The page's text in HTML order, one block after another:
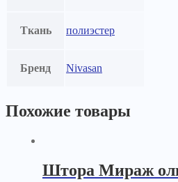
Ткань полиэстер
Бренд Nivasan
Похожие товары
Штора Мираж